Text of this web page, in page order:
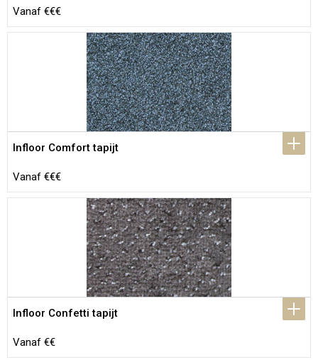
Vanaf €€€
Infloor Comfort tapijt
Vanaf €€€
Infloor Confetti tapijt
Vanaf €€